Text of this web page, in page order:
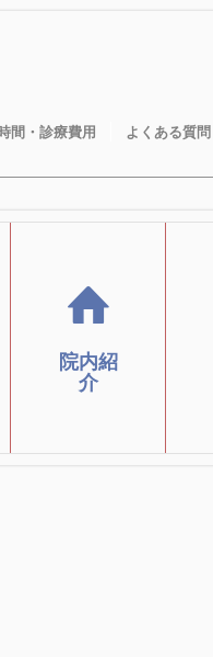
間・診療費用 よくある質問
院内紹
介
院内設備
介